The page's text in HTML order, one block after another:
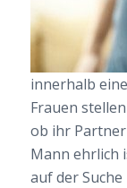
innerhalb
Frauen
ob ihr
Mann ehrlich
auf der